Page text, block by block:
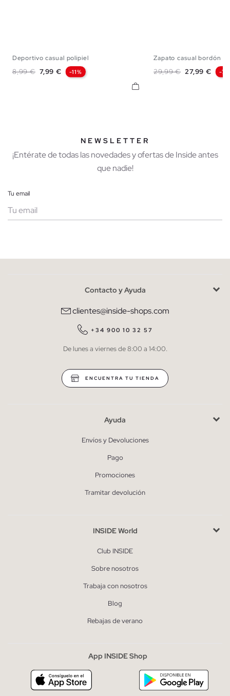
39 42
Deportivo casual polipiel
Precio base
8,99 € Precio
7,99 € -11%
Zapato casual bordón
Precio base
29,99 € Precio
27,99 € -
NEWSLETTER
¡Entérate de todas las novedades y ofertas de Inside antes
que nadie!
Tu email
He leído y entiendo lapolítica de privacidad
QUIERO SUSCRIBIRME
* Puedes cancelar la suscripción en cualquier momento.
Contacto y Ayuda
clientes@inside-shops.com
+34 900 10 32 57
De lunes a viernes de 8:00 a 14:00.
ENCUENTRA TU TIENDA
Ayuda
Envíos y Devoluciones
Pago
Promociones
Tramitar devolución
INSIDE World
Club INSIDE
Sobre nosotros
Trabaja con nosotros
Blog
Rebajas de verano
App INSIDE Shop